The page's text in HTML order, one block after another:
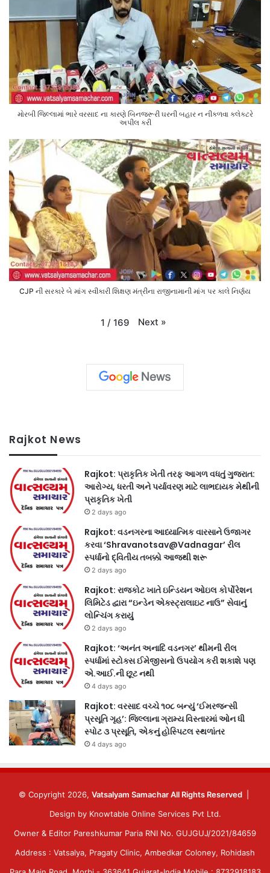
મોરબી જિલ્લામાં ભારે વરસાદ ના કારણે બિનજરૂરી ઘરની બહાર ન નીકળવા કલેક્ટરે
અપીલ કરી
CJP ની સરકારે બે માંગ સ્વીકારી શિક્ષણ મંત્રીના રાજીનામાની માંગ પર કાલે નિર્ણય
1 / 169 Next »
Rajkot News
Rajkot: પ્રાકૃતિક ખેતી તરફ આગળ વધતું ગુજરાત:
આરોગ્ય, ધરતી અને પર્યાવરણ માટે લાભદાયક મેથીની
પ્રાકૃતિક ખેતી
2 days ago
Rajkot: વડનગરના આધ્યાત્મિક વારસાને ઉજાગર
કરવા ‘Shravanotsav@Vadnagar’ રીલ
સ્પર્ધાનો દ્વિતીય તબક્કો આજથી શરૂ
2 days ago
Rajkot: રાજકોટ ખાતે ઇન્ડિયન ઓઇલ કોર્પોરેશન
લિમિટેડ દ્વારા “ઇન્ડેન એક્સ્ટ્રાલાઇટ નાઉ” સેવાનું
લોન્ચિંગ કરાયું
2 days ago
Rajkot: ‘અનંત અનાદિ વડનગર’ થીમની રીલ
સ્પર્ધામાં સ્ટોક્સ ઈમેજીસનો ઉપયોગ કરી શકાશે પણ
એ.આઈ.ની છૂટ નથી
4 days ago
Rajkot: વરસાદ વચ્ચે ૧૦૮ બન્યું ‘ઈમરજન્સી
પ્રસૂતિ ગૃહ’: જિલ્લાના ગ્રામ્ય વિસ્તારમાં ઓન ધી
સ્પોટ ૩ પ્રસૂતિ, એકનું હોસ્પિટલ સ્થળાંતર
4 days ago
© Copyright 2026, Vatsalyam Samachar All Rights Reserved
Design by Knowtable Online Services Pvt Ltd.
Owner & Editor Pareshkumar Paria RNI No. GUJGUJ/2021/84659
Address : Vatsalya, Pragaty Clinic, Ambedkar Coloney, Rohidash